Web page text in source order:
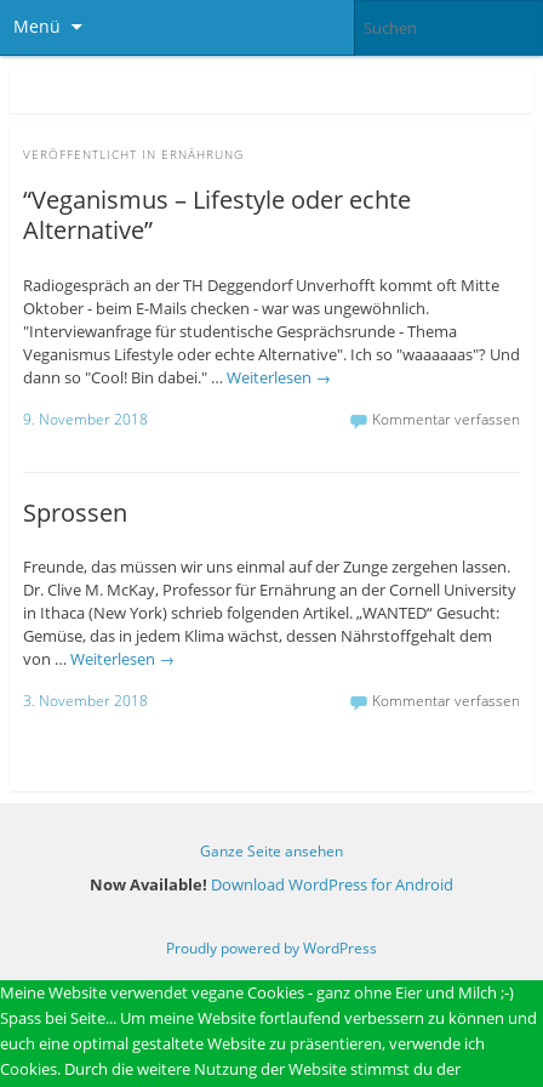
Menü
VERÖFFENTLICHT IN ERNÄHRUNG
“Veganismus – Lifestyle oder echte
Alternative”
Radiogespräch an der TH Deggendorf Unverhofft kommt oft Mitte
Oktober - beim E-Mails checken - war was ungewöhnlich.
"Interviewanfrage für studentische Gesprächsrunde - Thema
Veganismus Lifestyle oder echte Alternative". Ich so "waaaaaas"? Und
dann so "Cool! Bin dabei." … Weiterlesen →
9. November 2018 Kommentar verfassen
Sprossen
Freunde, das müssen wir uns einmal auf der Zunge zergehen lassen.
Dr. Clive M. McKay, Professor für Ernährung an der Cornell University
in Ithaca (New York) schrieb folgenden Artikel. „WANTED“ Gesucht:
Gemüse, das in jedem Klima wächst, dessen Nährstoffgehalt dem
von … Weiterlesen →
3. November 2018 Kommentar verfassen
Ganze Seite ansehen
Now Available! Download WordPress for Android
Proudly powered by WordPress
Meine Website verwendet vegane Cookies - ganz ohne Eier und Milch ;-)
Spass bei Seite... Um meine Website fortlaufend verbessern zu können und
euch eine optimal gestaltete Website zu präsentieren, verwende ich
Cookies. Durch die weitere Nutzung der Website stimmst du der